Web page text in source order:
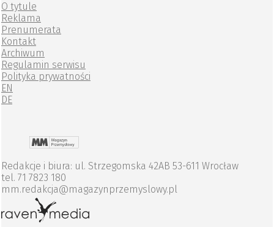
O tytule
Reklama
Prenumerata
Kontakt
Archiwum
Regulamin serwisu
Polityka prywatności
EN
DE
Redakcje i biura: ul. Strzegomska 42AB 53-611 Wrocław
tel. 71 7823 180
mm.redakcja@magazynprzemyslowy.pl